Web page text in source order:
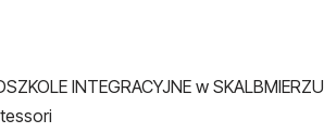
INTEGRACYJNE w SKALBMIERZU